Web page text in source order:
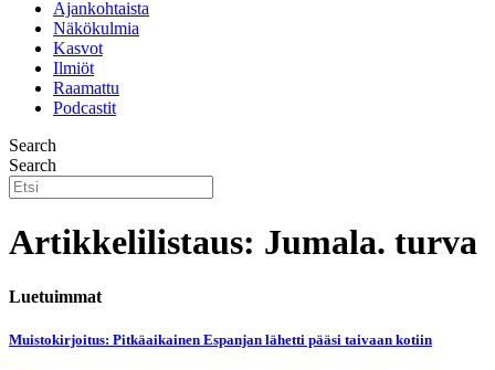
Ajankohtaista
Näkökulmia
Kasvot
Ilmiöt
Raamattu
Podcastit
Search
Search
Artikkelilistaus: Jumala. turva
Luetuimmat
Muistokirjoitus: Pitkäaikainen Espanjan lähetti pääsi taivaan kotiin